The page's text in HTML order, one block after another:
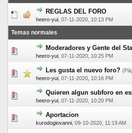
REGLAS DEL FORO
heero-yui 07-11-2020, 10:13 PM
0 voto(s) - Media 0 de 5
123
Temas normales
Moderadores y Gente del
heero-yui 07-11-2020, 10:25 PM
0 voto(s) - Media 0 de 5
1234 5
Les gusta el nuevo foro?
heero-yui 07-11-2020, 10:16 PM
2 voto(s) - Media 5
12 345
Quieren algun subforo en
heero-yui 07-11-2020, 10:20 PM
1 voto(s) - Media
12345
Aportacion
kurodogiovanni 09-10-2020, 11:19 AM
0 voto(s) - Media 0 de 5